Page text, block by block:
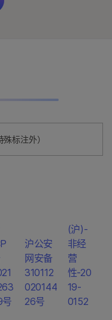
标注外）
沪公安
网安备
310112
020144
26号
(沪)-
非经
营
性-20
19-
0152